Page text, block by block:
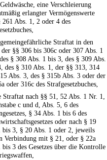
eine Verschleierung
erlangter Vermögenswerte
261 Abs. 1, 2 oder 4 des
Straftat in den
§§ 306 bis 306c oder 307 Abs. 1
§ 308 Abs. 1 bis 3, des § 309 Abs.
des § 310 Abs. 1, der §§ 313, 314
Abs. 3, des § 315b Abs. 3 oder der
oder 316c des Strafgesetzbuches,
Straftat nach §§ 51, 52 Abs. 1 Nr. 1,
c und d, Abs. 5, 6 des
§ 34 Abs. 1 bis 6 des
oder nach § 19
bis 3, § 20 Abs. 1 oder 2, jeweils
Verbindung mit § 21, oder § 22a
bis 3 des Gesetzes über die Kontrolle